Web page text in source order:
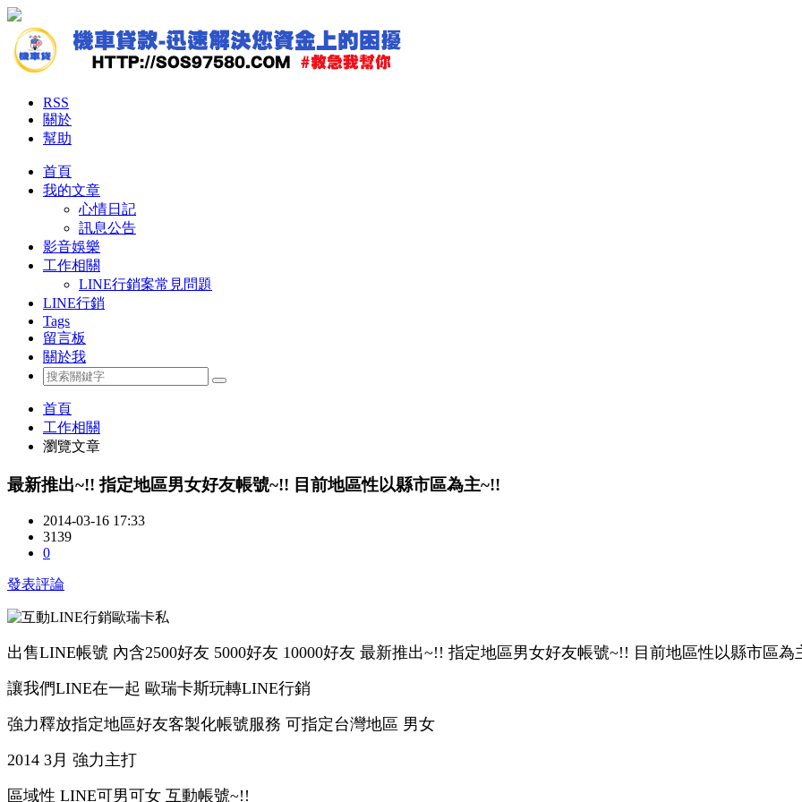
RSS
關於
幫助
首頁
我的文章
心情日記
訊息公告
影音娛樂
工作相關
LINE行銷案常見問題
LINE行銷
Tags
留言板
關於我
首頁
工作相關
瀏覽文章
最新推出~!! 指定地區男女好友帳號~!! 目前地區性以縣市區為主~!!
2014-03-16 17:33
3139
0
發表評論
出售LINE帳號 內含2500好友 5000好友 10000好友 最新推出~!! 指定地區男女好友帳號~!! 目前地區性以縣市區為
讓我們LINE在一起 歐瑞卡斯玩轉LINE行銷
強力釋放指定地區好友客製化帳號服務 可指定台灣地區 男女
2014 3月 強力主打
區域性 LINE可男可女 互動帳號~!!